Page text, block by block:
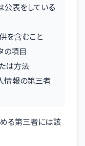
表をしている
を含むこと
の項目
は方法
情報の第三者
る第三者には該